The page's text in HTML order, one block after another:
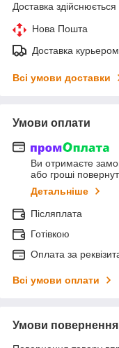
Доставка здійснюється
Нова Пошта
Доставка курьером
Всі умови доставки
Умови оплати
Ви отримаєте
або гроші
Детальніше
Післяплата
Готівкою
Оплата за
Всі умови оплати
Умови повернення